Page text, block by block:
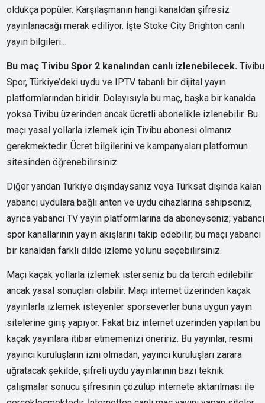
oldukça popüler. Karşılaşmanın hangi kanaldan şifresiz
yayınlanacağı merak ediliyor. İşte Stoke City Brighton canlı
yayın bilgileri…
Bu maç Tivibu Spor 2 kanalından canlı izlenebilecek. Tivibu
Spor, Türkiye’deki uydu ve IPTV tabanlı bir dijital yayın
platformlarından biridir. Dolayısıyla bu maç, başka bir kanalda
yoksa Tivibu üzerinden ancak ücretli abonelikle izlenebilir. Bu
maçı yasal yollarla izlemek için Tivibu abonesi olmanız
gerekmektedir. Ücret bilgilerini ve kampanyaları platformun
sitesinden öğrenebilirsiniz.
Diğer yandan Türkiye dışındaysanız veya Türksat dışında kalan
yabancı uydulara bağlı anten ve uydu cihazlarına sahipseniz,
ayrıca yabancı TV yayın platformlarına da aboneyseniz; yabancı
spor kanallarının yayın akışlarını takip edebilir, bu maçı yabancı
bir kanaldan farklı dilde izleme yolunu seçebilirsiniz.
Maçı kaçak yollarla izlemek isterseniz bu da tercih edilebilir
ancak yasal sonuçları olabilir. Maçı internet üzerinden kaçak
yayınlarla izlemek isteyenler sporseverler buna uygun yayın
sitelerine giriş yapıyor. Fakat biz internet üzerinden yapılan bu
kaçak yayınlara itibar etmemenizi öneririz. Bu yayınlar, resmi
yayıncı kuruluşların izni olmadan, yayıncı kuruluşları zarara
uğratacak şekilde, şifreli uydu yayınlarının bazı teknik
çalışmalar sonucu şifresinin çözülüp internete aktarılması ile